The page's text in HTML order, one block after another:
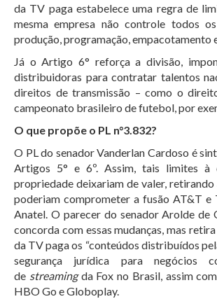
da TV paga estabelece uma regra de
mesma empresa não controle todos
produção, programação, empacotamento
Já o Artigo 6° reforça a divisão,
distribuidoras para contratar talentos
direitos de transmissão – como o
campeonato brasileiro de futebol, por
O que propõe o PL n°3.832?
O PL do senador Vanderlan Cardoso é
Artigos 5° e 6º. Assim, tais limites à
propriedade deixariam de valer, retirando
poderiam comprometer a fusão AT&T e
Anatel. O parecer do senador Arolde de
concorda com essas mudanças, mas
da TV paga os “conteúdos distribuídos
segurança jurídica para negócios
de streamingda Fox no Brasil, assim
HBO Go e Globoplay.